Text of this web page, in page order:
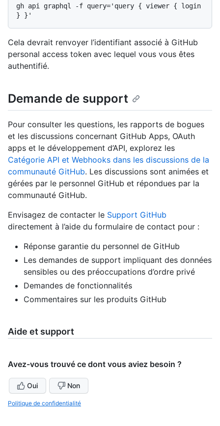
gh api graphql -f query='query { viewer { login
Cela devrait renvoyer l’identifiant associé à GitHub
personal access token avec lequel vous vous êtes
authentifié.
Demande de support
Pour consulter les questions, les rapports de bogues
et les discussions concernant GitHub Apps, OAuth
apps et le développement d’API, explorez les
Catégorie API et Webhooks dans les discussions de la
communauté GitHub. Les discussions sont animées et
gérées par le personnel GitHub et répondues par la
communauté GitHub.
Envisagez de contacter le Support GitHub
directement à l’aide du formulaire de contact pour :
Réponse garantie du personnel de GitHub
Les demandes de support impliquant des données
sensibles ou des préoccupations d’ordre privé
Demandes de fonctionnalités
Commentaires sur les produits GitHub
Aide et support
Avez-vous trouvé ce dont vous aviez besoin ?
Oui Non
Politique de confidentialité